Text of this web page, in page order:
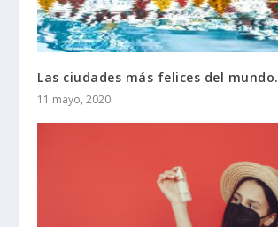
Las ciudades más felices del mundo.
11 mayo, 2020